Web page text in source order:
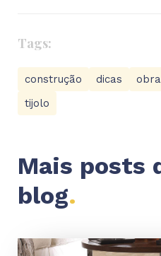
Tags:
construção dicas obra
tijolo
Mais posts
blog.